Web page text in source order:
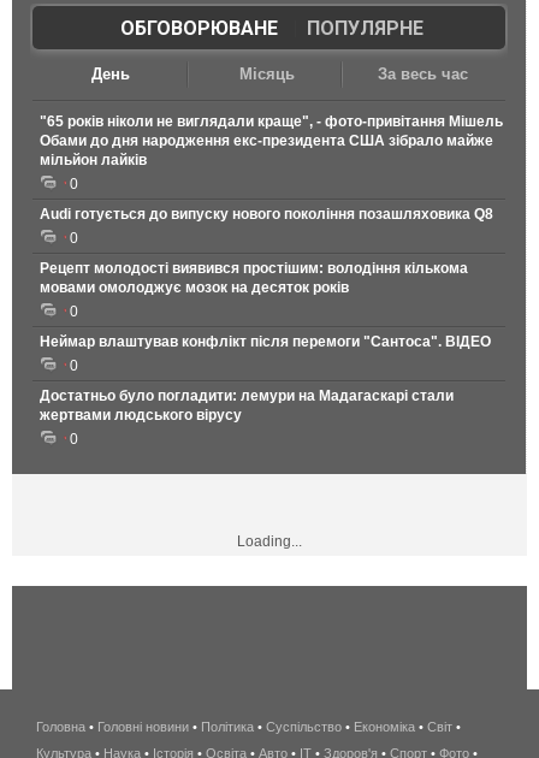
ОБГОВОРЮВАНЕ| ПОПУЛЯРНЕ
День Місяць За весь час
"65 років ніколи не виглядали краще", - фото-привітання Мішель
Обами до дня народження екс-президента США зібрало майже
мільйон лайків
0
Audi готується до випуску нового покоління позашляховика Q8
0
Рецепт молодості виявився простішим: володіння кількома
мовами омолоджує мозок на десяток років
0
Неймар влаштував конфлікт після перемоги "Сантоса". ВІДЕО
0
Достатньо було погладити: лемури на Мадагаскарі стали
жертвами людського вірусу
0
Loading...
беспроводной
интернет
Головна • Головні новини • Політика • Суспільство • Економіка • Світ •
Культура • Наука • Історія • Освіта • Авто • IT • Здоров'я • Спорт • Фото •